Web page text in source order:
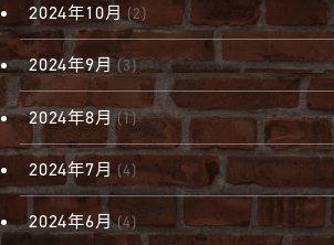
2024年10月 (2)
2024年9月(3)
2024年8月 (1)
2024年7月 (4)
2024年6月(4)